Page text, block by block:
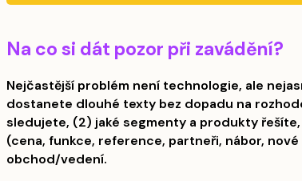
Na co si dát pozor při zavádění?
Nejčastější problém není technologie, ale
dostanete dlouhé texty bez dopadu na
sledujete, (2) jaké segmenty a produkty
(cena, funkce, reference, partneři, nábor,
obchod/vedení.